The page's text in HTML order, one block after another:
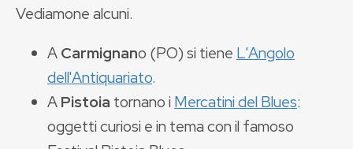
Vediamone alcuni.
ACarmignano (PO) si tiene L'Angolo
dell'Antiquariato.
APistoia tornano i Mercatini del Blues:
oggetti curiosi e in tema con il famoso